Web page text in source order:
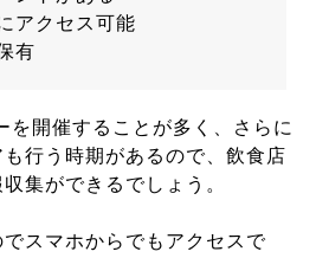
アクセス可能
有
を開催することが多く、さらに
行う時期があるので、飲食店
集ができるでしょう。
スマホからでもアクセスで